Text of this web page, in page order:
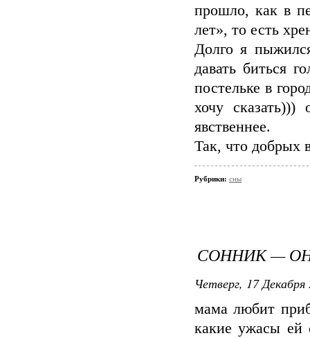
прошло, как в
лет», то есть
Долго я
давать биться
постельке в
хочу
явственнее.
Так, что добрых
Рубрики: сны
СОННИК —
Четверг, 17
мама любит
какие ужасы ей